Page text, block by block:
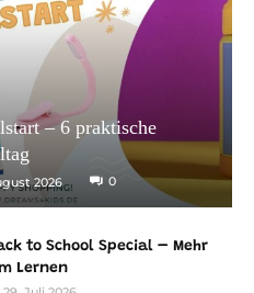
– 6 praktische
2026 0
to School Special – Mehr
Lernen